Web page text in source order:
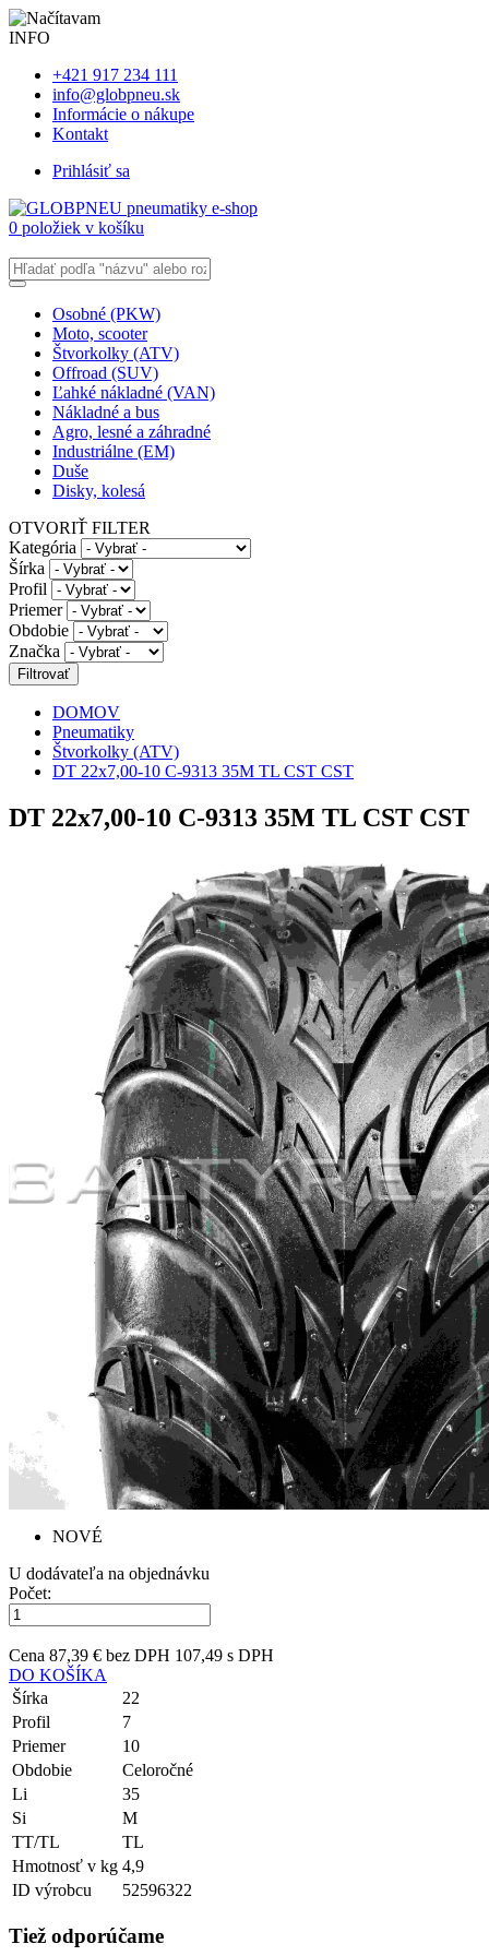
INFO
+421 917 234 111
info@globpneu.sk
Informácie o nákupe
Kontakt
Prihlásiť sa
0 položiek v košíku
Osobné (PKW)
Moto, scooter
Štvorkolky (ATV)
Offroad (SUV)
Ľahké nákladné (VAN)
Nákladné a bus
Agro, lesné a záhradné
Industriálne (EM)
Duše
Disky, kolesá
OTVORIŤ FILTER
Kategória
Šírka
Profil
Priemer
Obdobie
Značka
DOMOV
Pneumatiky
Štvorkolky (ATV)
DT 22x7,00-10 C-9313 35M TL CST CST
DT 22x7,00-10 C-9313 35M TL CST CST
NOVÉ
U dodávateľa na objednávku
Počet:
Cena 87,39 € bez DPH 107,49 s DPH
DO KOŠÍKA
Šírka
22
Profil
7
Priemer
10
Obdobie
Celoročné
Li
35
Si
M
TT/TL
TL
Hmotnosť v kg 4,9
ID výrobcu
52596322
Tiež odporúčame